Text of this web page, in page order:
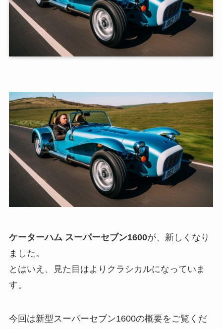
ケーターハム スーパーセブン1600が、新しくなり
ました。
とはいえ、見た目はよりクラシカルになっていま
す。
今回は新型スーパーセブン1600の概要をご覧くだ